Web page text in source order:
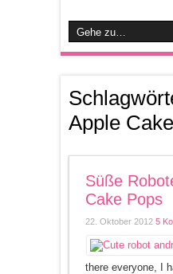
Apple
Süße
Cake Pops
22. Oktober 2012 5
there everyone, I